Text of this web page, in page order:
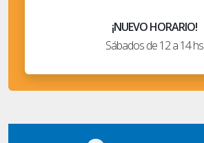
¡NUEVO HORARIO!
Sábados de 12 a 14 hs